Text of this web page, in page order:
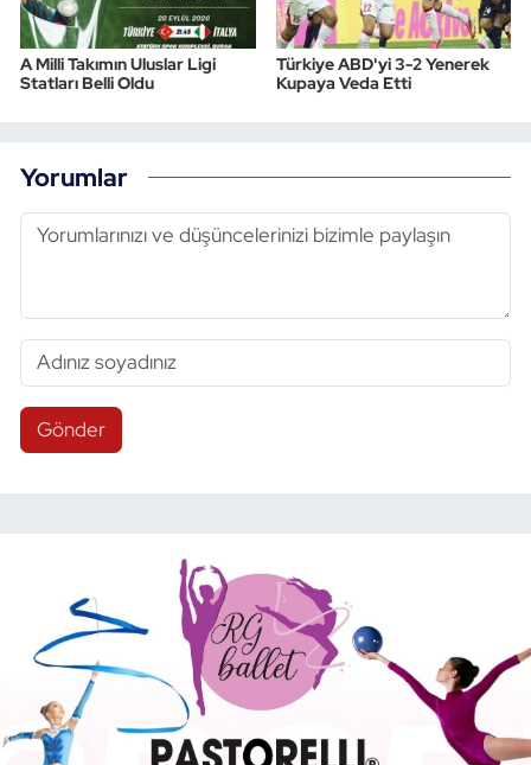
A Milli Takımın Uluslar Ligi
Statları Belli Oldu
Türkiye ABD'yi 3-2 Yenerek
Kupaya Veda Etti
Yorumlar
Gönder